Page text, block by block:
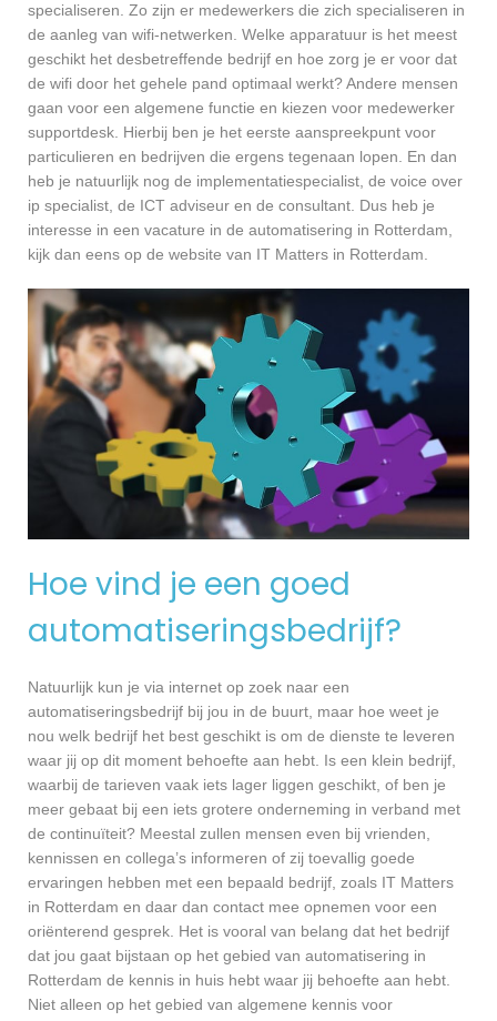
specialiseren. Zo zijn er medewerkers die zich specialiseren in
de aanleg van wifi-netwerken. Welke apparatuur is het meest
geschikt het desbetreffende bedrijf en hoe zorg je er voor dat
de wifi door het gehele pand optimaal werkt? Andere mensen
gaan voor een algemene functie en kiezen voor medewerker
supportdesk. Hierbij ben je het eerste aanspreekpunt voor
particulieren en bedrijven die ergens tegenaan lopen. En dan
heb je natuurlijk nog de implementatiespecialist, de voice over
ip specialist, de ICT adviseur en de consultant. Dus heb je
interesse in een vacature in de automatisering in Rotterdam,
kijk dan eens op de website van IT Matters in Rotterdam.
Hoe vind je een goed
automatiseringsbedrijf?
Natuurlijk kun je via internet op zoek naar een
automatiseringsbedrijf bij jou in de buurt, maar hoe weet je
nou welk bedrijf het best geschikt is om de dienste te leveren
waar jij op dit moment behoefte aan hebt. Is een klein bedrijf,
waarbij de tarieven vaak iets lager liggen geschikt, of ben je
meer gebaat bij een iets grotere onderneming in verband met
de continuïteit? Meestal zullen mensen even bij vrienden,
kennissen en collega’s informeren of zij toevallig goede
ervaringen hebben met een bepaald bedrijf, zoals IT Matters
in Rotterdam en daar dan contact mee opnemen voor een
oriënterend gesprek. Het is vooral van belang dat het bedrijf
dat jou gaat bijstaan op het gebied van automatisering in
Rotterdam de kennis in huis hebt waar jij behoefte aan hebt.
Niet alleen op het gebied van algemene kennis voor